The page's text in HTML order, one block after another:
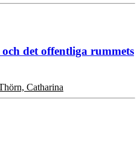
det offentliga rummets
Catharina